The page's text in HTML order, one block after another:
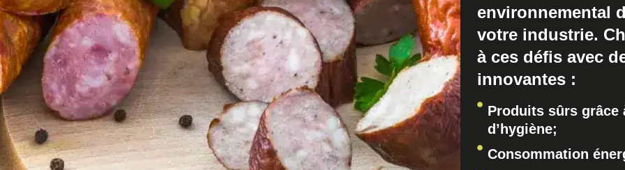
environnemental
votre industrie.
à ces défis avec
innovantes :
Produits sûrs grâce
d’hygiène;
Consommation